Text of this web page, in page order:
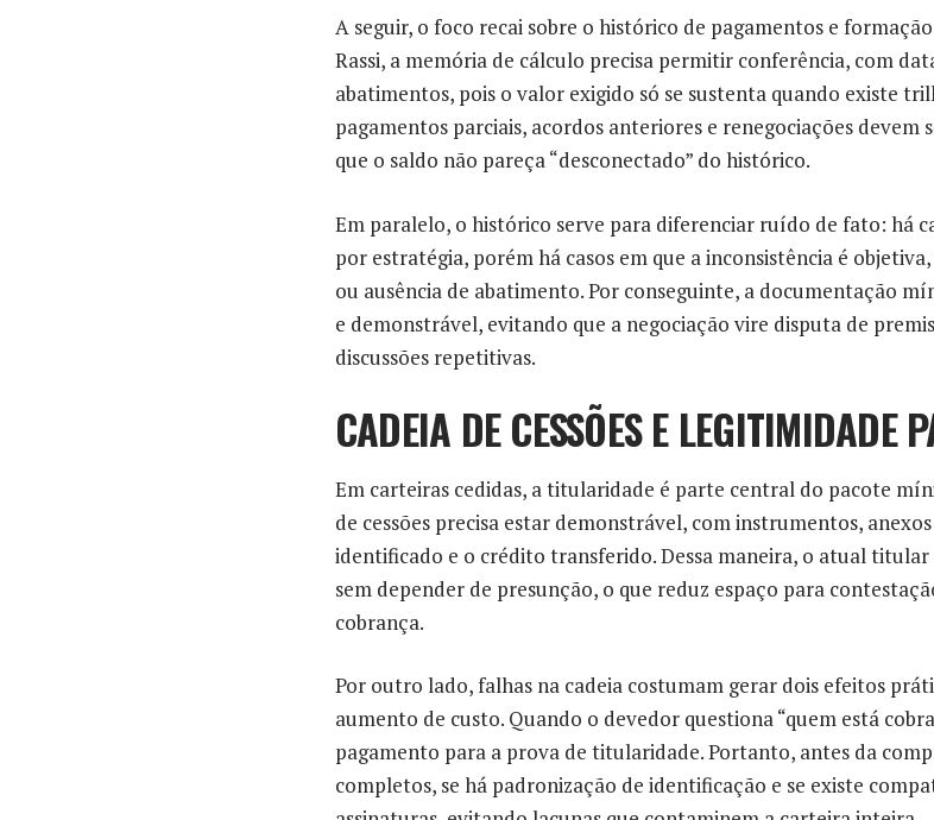
A seguir, o foco recai sobre o histórico de pagamentos e
Rassi, a memória de cálculo precisa permitir conferência, com
abatimentos, pois o valor exigido só se sustenta quando existe
pagamentos parciais, acordos anteriores e renegociações
que o saldo não pareça “desconectado” do histórico.
Em paralelo, o histórico serve para diferenciar ruído de fato: há
por estratégia, porém há casos em que a inconsistência é
ou ausência de abatimento. Por conseguinte, a documentação
e demonstrável, evitando que a negociação vire disputa de
discussões repetitivas.
CADEIA DE CESSÕES E LEGITIMIDADE
Em carteiras cedidas, a titularidade é parte central do pacote
de cessões precisa estar demonstrável, com instrumentos,
identificado e o crédito transferido. Dessa maneira, o atual
sem depender de presunção, o que reduz espaço para
cobrança.
Por outro lado, falhas na cadeia costumam gerar dois efeitos
aumento de custo. Quando o devedor questiona “quem está
pagamento para a prova de titularidade. Portanto, antes da
completos, se há padronização de identificação e se existe